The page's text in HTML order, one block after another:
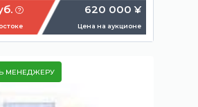
620 000 ¥
Цена на аукционе
МЕНЕДЖЕРУ